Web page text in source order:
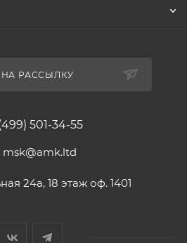
РАССЫЛКУ
501-34-55
msk@amk.ltd
24а, 18 этаж оф. 1401